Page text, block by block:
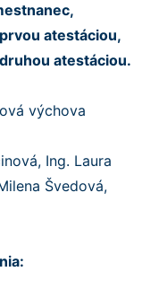
atestáciou,
atestáciou.
výchova
Ing. Laura
Švedová,